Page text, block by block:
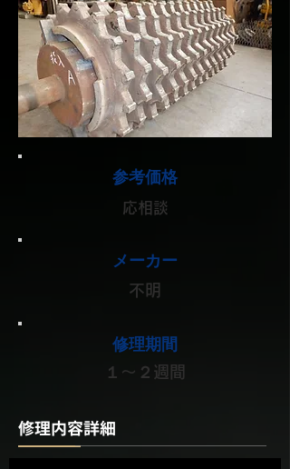
参考価格
応相談
メーカー
不明
修理期間
１～２週間
修理内容詳細